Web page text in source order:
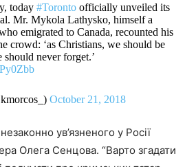
today #Torontoofficially unveiled its
Mr. Mykola Lathysko, himself a
emigrated to Canada, recounted his
crowd: ‘as Christians, we should be
never forget.’
October 21, 2018
ув’язненого у Росії
Олега Сенцова. “Варто згадати